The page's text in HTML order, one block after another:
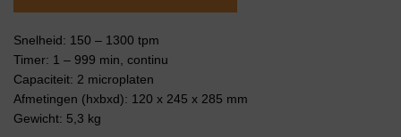
Snelheid: 150 – 1300 tpm
Timer: 1 – 999 min, continu
Capaciteit: 2 microplaten
Afmetingen (hxbxd): 120 x 245 x 285 mm
Gewicht: 5,3 kg